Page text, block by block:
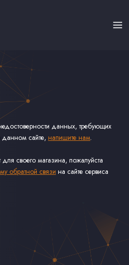
данных, требующих
сайте, напишите нам.
для своего магазина, пожалуйста
обратной связи на сайте сервиса
Наличии